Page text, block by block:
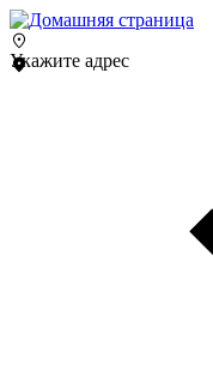
Укажите адрес